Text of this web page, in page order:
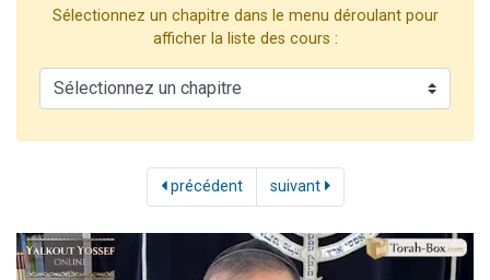
Dovan vient de donner son Maasser
2 personnes viennent de nous rejoindre sur WhatsApp
Sélectionnez un chapitre dans le menu déroulant pour
afficher la liste des cours :
précédent suivant